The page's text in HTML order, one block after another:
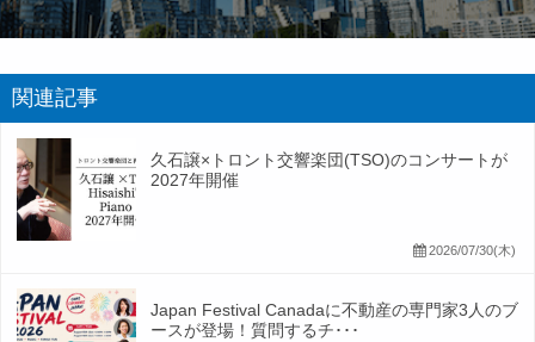
関連記事
久石譲×トロント交響楽団(TSO)のコンサートが
2027年開催
2026/07/30(木)
Japan Festival Canadaに不動産の専門家3人のブ
ースが登場！質問するチ･･･